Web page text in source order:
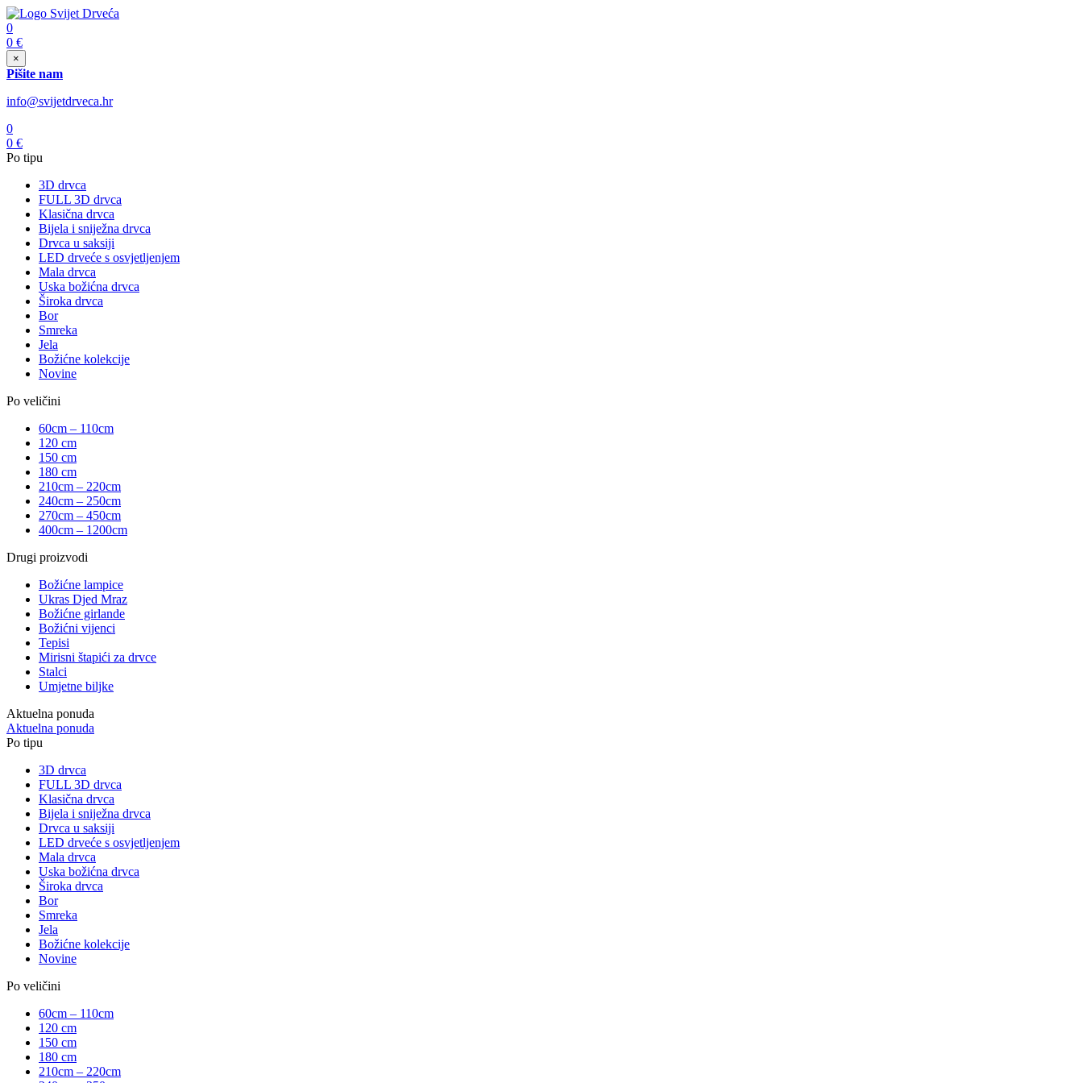
0
0 €
×
Pišite nam
info@svijetdrveca.hr
0
0 €
Po tipu
3D drvca
FULL 3D drvca
Klasična drvca
Bijela i sniježna drvca
Drvca u saksiji
LED drveće s osvjetljenjem
Mala drvca
Uska božićna drvca
Široka drvca
Bor
Smreka
Jela
Božićne kolekcije
Novine
Po veličini
60cm – 110cm
120 cm
150 cm
180 cm
210cm – 220cm
240cm – 250cm
270cm – 450cm
400cm – 1200cm
Drugi proizvodi
Božićne lampice
Ukras Djed Mraz
Božićne girlande
Božićni vijenci
Tepisi
Mirisni štapići za drvce
Stalci
Umjetne biljke
Aktuelna ponuda
Aktuelna ponuda
Po tipu
3D drvca
FULL 3D drvca
Klasična drvca
Bijela i sniježna drvca
Drvca u saksiji
LED drveće s osvjetljenjem
Mala drvca
Uska božićna drvca
Široka drvca
Bor
Smreka
Jela
Božićne kolekcije
Novine
Po veličini
60cm – 110cm
120 cm
150 cm
180 cm
210cm – 220cm